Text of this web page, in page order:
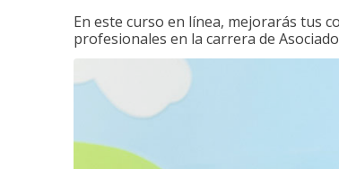
En este curso en línea, mejorarás tus
profesionales en la carrera de